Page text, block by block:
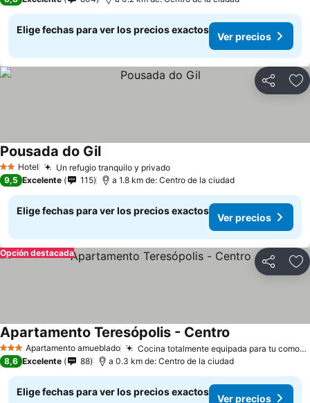
Elige fechas para ver los precios exactos
Ver precios
Compartir
2 Estrellas
Hotel Un refugio tranquilo y privado
Pousada do Gil
9,5 Excelente 115 a 1.8 km de: Centro de la ciudad
Elige fechas para ver los precios exactos
Ver precios
Compartir
Opción destacada
3 EstrellasApartamento amueblado Cocina totalmente equipada para tu comodidad
Apartamento Teresópolis - Centro
8,6 Excelente 88 a 0.3 km de: Centro de la ciudad
Elige fechas para ver los precios exactos
Ver precios